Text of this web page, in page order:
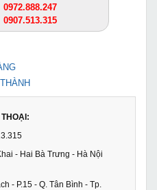
0972.888.247
0907.513.315
- Hai Bà Trưng - Hà Nội
- P.15 - Q. Tân Bình - Tp.